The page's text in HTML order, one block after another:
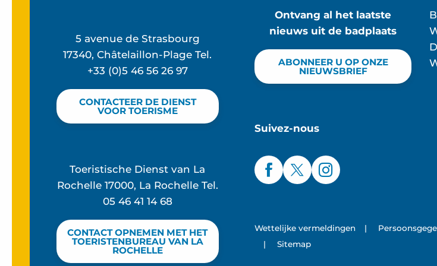
5 avenue de Strasbourg
17340, Châtelaillon-Plage Tel.
+33 (0)5 46 56 26 97
CONTACTEER DE DIENST
VOOR TOERISME
Toeristische Dienst van La
Rochelle 17000, La Rochelle Tel.
05 46 41 14 68
CONTACT OPNEMEN MET HET
TOERISTENBUREAU VAN LA
ROCHELLE
Ontvang al het laatste
nieuws uit de badplaats
ABONNEER U OP ONZE
NIEUWSBRIEF
Suivez-nous
Wettelijke vermeldingen |
|
Sitemap